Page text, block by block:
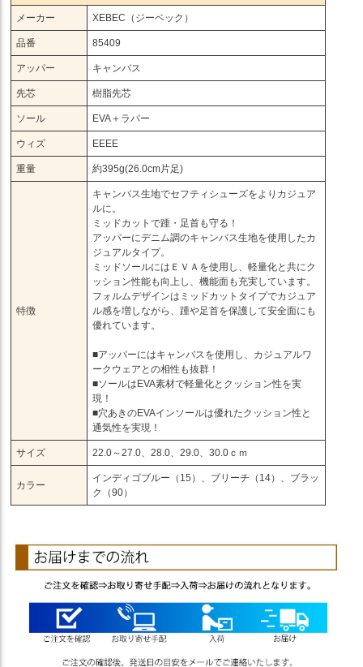
メーカー XEBEC（ジーベック）
品番 85409
アッパー キャンバス
先芯 樹脂先芯
ソール EVA＋ラバー
ウィズ EEEE
重量 約395g(26.0cm片足)
特徴
キャンバス生地でセフティシューズをよりカジュア
ルに。
ミッドカットで踵・足首も守る！
アッパーにデニム調のキャンバス生地を使用したカ
ジュアルタイプ。
ミッドソールにはＥＶＡを使用し、軽量化と共にク
ッション性能も向上し、機能面も充実しています。
フォルムデザインはミッドカットタイプでカジュア
ル感を増しながら、踵や足首を保護して安全面にも
優れています。
■アッパーにはキャンバスを使用し、カジュアルワ
ークウェアとの相性も抜群！
■ソールはEVA素材で軽量化とクッション性を実
現！
■穴あきのEVAインソールは優れたクッション性と
通気性を実現！
サイズ 22.0～27.0、28.0、29.0、30.0ｃｍ
カラー
インディゴブルー（15）、ブリーチ（14）、ブラッ
ク（90）